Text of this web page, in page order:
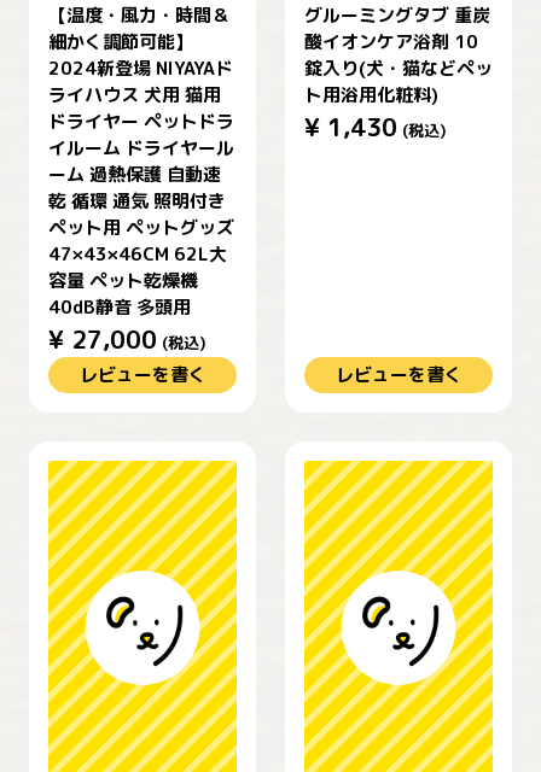
【温度・風力・時間＆
細かく調節可能】
2024新登場 NIYAYAド
ライハウス 犬用 猫用
ドライヤー ペットドラ
イルーム ドライヤール
ーム 過熱保護 自動速
乾 循環 通気 照明付き
ペット用 ペットグッズ
47×43×46CM 62L大
容量 ペット乾燥機
40dB静音 多頭用
¥ 27,000 (税込)
レビューを書く
グルーミングタブ 重炭
酸イオンケア浴剤 10
錠入り(犬・猫などペッ
ト用浴用化粧料)
¥ 1,430 (税込)
レビューを書く